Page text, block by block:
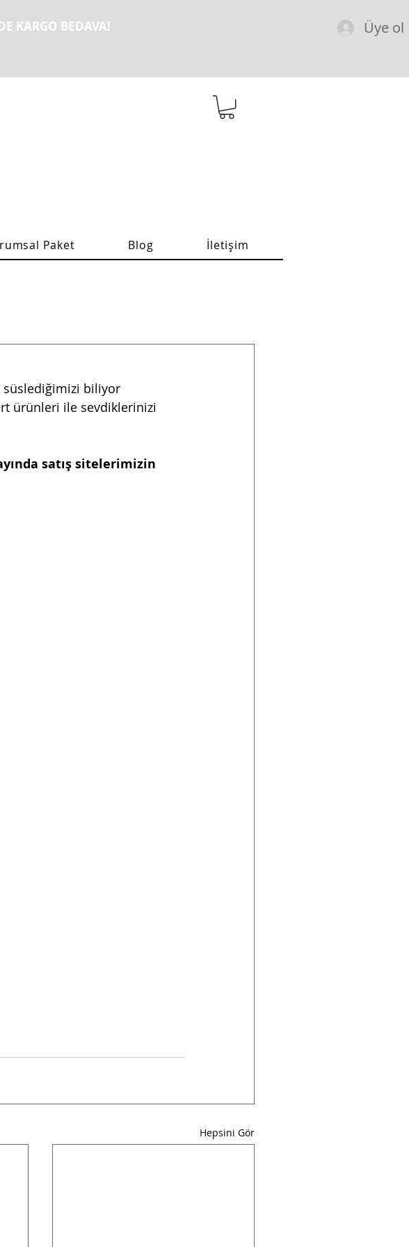
KARGO BEDAVA! Üye ol
Paket Blog İletişim
süslediğimizi biliyor
ürünleri ile sevdiklerinizi
satış sitelerimizin
Hepsini Gör